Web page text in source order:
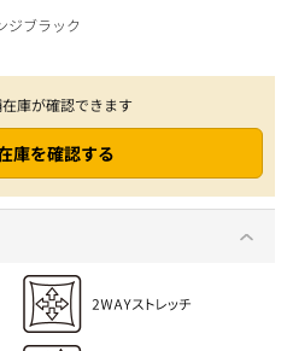
ジブラック
庫が確認できます
庫を確認する